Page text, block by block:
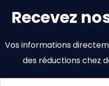
Recevez
Vos informations
des réductions chez